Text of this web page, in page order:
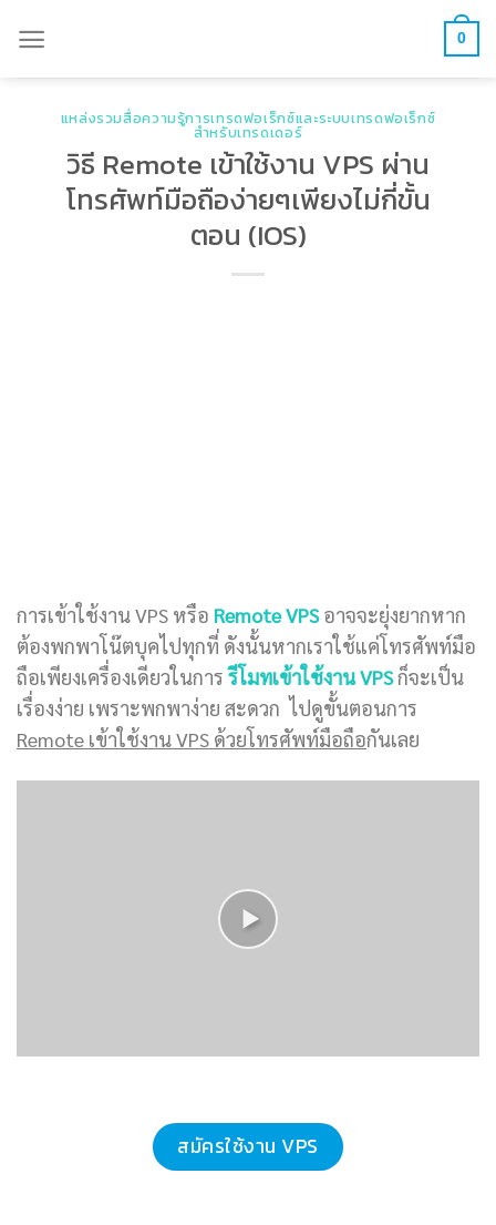
content
0
แหล่งรวมสื่อความรู้การเทรดฟอเร็กซ์และระบบเทรดฟอเร็กซ์
สำหรับเทรดเดอร์
วิธี Remote เข้าใช้งาน VPS ผ่าน
โทรศัพท์มือถือง่ายๆเพียงไม่กี่ขั้น
ตอน (IOS)
การเข้าใช้งาน VPS หรือ Remote VPSอาจจะยุ่งยากหาก
ต้องพกพาโน๊ตบุคไปทุกที่ ดังนั้นหากเราใช้แค่โทรศัพท์มือ
ถือเพียงเครื่องเดียวในการรีโมทเข้าใช้งาน VPSก็จะเป็น
เรื่องง่าย เพราะพกพาง่าย สะดวก ไปดูขั้นตอนการ
Remote เข้าใช้งาน VPS ด้วยโทรศัพท์มือถือกันเลย
สมัครใช้งาน VPS